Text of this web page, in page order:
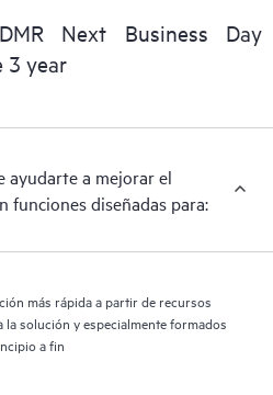
Next Business Day
3 year
ayudarte a mejorar el
funciones diseñadas para:
más rápida a partir de recursos
la solución y especialmente formados
a fin